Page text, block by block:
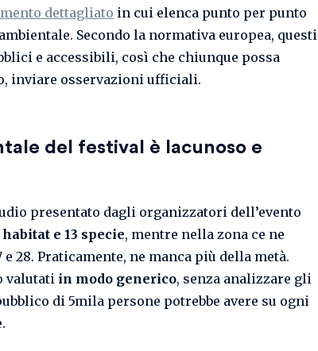
dettagliato in cui elenca punto per punto
Secondo la normativa europea, questi
e accessibili, così che chiunque possa
inviare osservazioni ufficiali.
del festival è lacunoso e
presentato dagli organizzatori dell’evento
e 13 specie, mentre nella zona ce ne
28. Praticamente, ne manca più della metà.
valutati in modo generico, senza analizzare gli
di 5mila persone potrebbe avere su ogni